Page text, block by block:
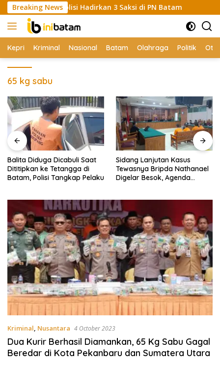
Skip
to
content
Breaking News
Polisi Hadirkan 3 Saksi di PN Batam Balita
Kepri Kriminal Nasional Batam Olahraga Politik
65 kg sabu
Balita Diduga Dicabuli Saat
Dititipkan ke Tetangga di
Batam, Polisi Tangkap Pelaku
Sidang Lanjutan Kasus
Tewasnya Bripda Nathanael
Digelar Besok, Agenda
Kriminal, Nusantara 4 October 2023
Dua Kurir Berhasil Diamankan, 65 Kg Sabu Gagal
Beredar di Kota Pekanbaru dan Sumatera Utara